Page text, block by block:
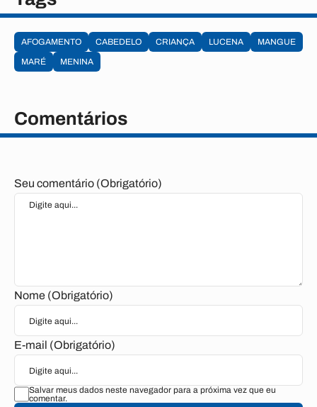
AFOGAMENTO CABEDELO CRIANÇA LUCENA
MANGUE
MARÉ
MENINA
Comentários
Seu comentário (Obrigatório)
Nome (Obrigatório)
E-mail (Obrigatório)
Salvar meus dados neste navegador para a próxima vez que eu
comentar.